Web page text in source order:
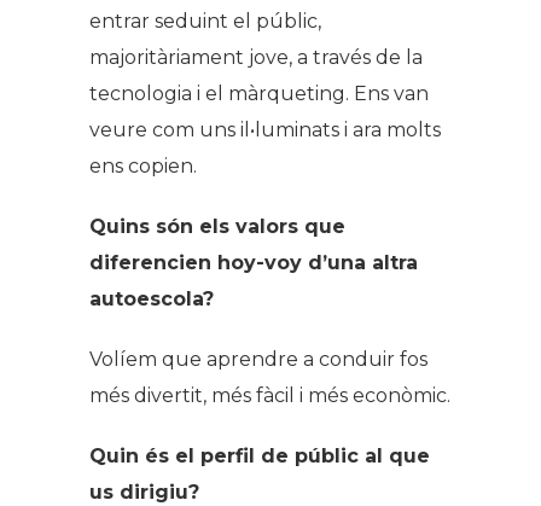
entrar seduint el públic,
majoritàriament jove, a través de la
tecnologia i el màrqueting. Ens van
veure com uns il•luminats i ara molts
ens copien.
Quins són els valors que
diferencien hoy-voy d’una altra
autoescola?
Volíem que aprendre a conduir fos
més divertit, més fàcil i més econòmic.
Quin és el perfil de públic al que
us dirigiu?